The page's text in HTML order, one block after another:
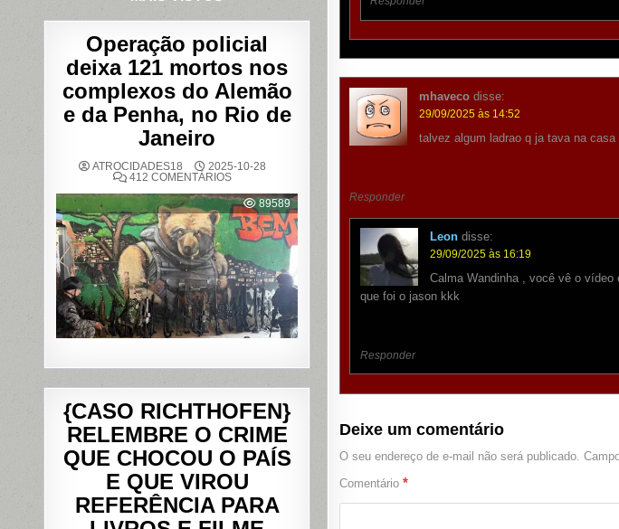
mhaveco disse:
29/09/2025 às 14:52
talvez algum ladrao q ja tava na
Responder
Leon disse:
29/09/2025 às 16:19
Calma Wandinha , você vê o
que foi o jason kkk
Responder
Deixe um comentário
O seu endereço de e-mail não será publicado.
Comentário *
Operação policial
deixa 121 mortos nos
complexos do Alemão
e da Penha, no Rio de
Janeiro
ATROCIDADES18
2025-10-28
412 COMENTÁRIOSEM
POLICIAL
DEIXA
121
MORTOS
NOS
COMPLEXOS
DO
ALEMÃO
E
DA
PENHA,
NO
RIO
DE
89589
{CASO RICHTHOFEN}
RELEMBRE O CRIME
QUE CHOCOU O PAÍS
E QUE VIROU
REFERÊNCIA PARA